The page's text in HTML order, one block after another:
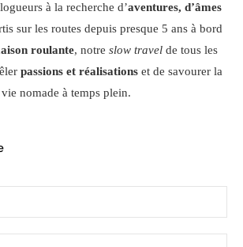
à la recherche d’aventures, d’âmes
sur les routes depuis presque 5 ans à bord
roulante, notre slow travelde tous les
passions et réalisations et de savourer la
vie nomade à temps plein.